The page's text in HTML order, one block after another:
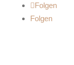
Folgen
Folgen